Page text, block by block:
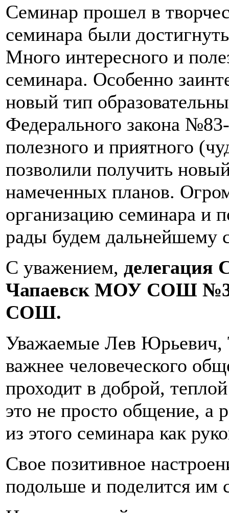
Семинар прошел в
семинара были
Много интересного и
семинара. Особенно
новый тип
Федерального закона
полезного и приятного
позволили получить
намеченных планов.
организацию семинара и
рады будем дальнейшему
С уважением, делегация
Чапаевск МОУ СОШ
СОШ.
Уважаемые Лев Юрьевич,
важнее человеческого
проходит в доброй,
это не просто общение, а
из этого семинара как
Свое позитивное
подольше и поделится им